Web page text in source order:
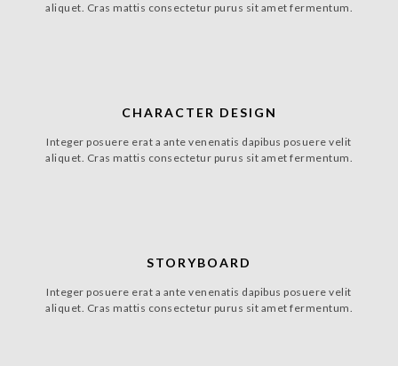
aliquet. Cras mattis consectetur purus sit amet fermentum.
CHARACTER DESIGN
Integer posuere erat a ante venenatis dapibus posuere velit
aliquet. Cras mattis consectetur purus sit amet fermentum.
STORYBOARD
Integer posuere erat a ante venenatis dapibus posuere velit
aliquet. Cras mattis consectetur purus sit amet fermentum.